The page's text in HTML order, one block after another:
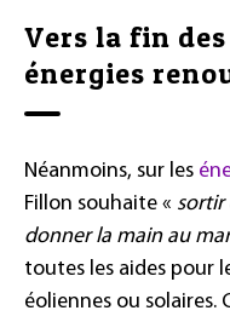
Vers la fin
énergies
Néanmoins, sur les
Fillon souhaite « sortir
donner la main au
toutes les aides pour
éoliennes ou solaires.